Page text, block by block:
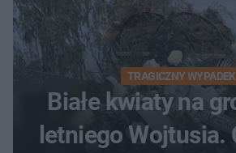
TRAGICZNY WYPADEK
Białe kwiaty na
letniego Wojtusia.